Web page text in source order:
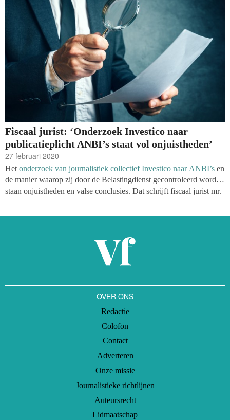
het nieuwe voorstel verdwenen.
Fiscaal jurist: ‘Onderzoek Investico naar
publicatieplicht ANBI’s staat vol onjuistheden’
27 februari 2020
Het onderzoek van journalistiek collectief Investico naar ANBI’s en
de manier waarop zij door de Belastingdienst gecontroleerd worden
staan onjuistheden en valse conclusies. Dat schrijft fiscaal jurist mr.
OVER ONS
Redactie
Colofon
Contact
Adverteren
Onze missie
Journalistieke richtlijnen
Auteursrecht
Lidmaatschap